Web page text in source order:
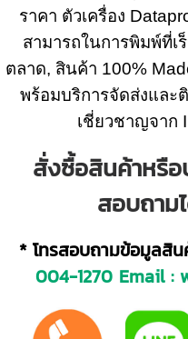
ราคา ตัวเครื่อง
สามารถในการพิมพ์ที่เ
ตลาด, สินค้า 100%
พร้อมบริการจัดส่งและ
เชี่ยวชาญจาก
สั่งซื้อสินค้าหรือ
สอบถาม
* โทรสอบถามข้อมูลสิน
004-1270 Email :